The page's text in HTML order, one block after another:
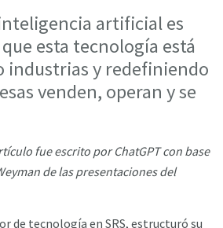
artificial es
esta tecnología está
industrias y redefiniendo
venden, operan y se
fue escrito por ChatGPT con base
de las presentaciones del
de tecnología en SRS, estructuró su